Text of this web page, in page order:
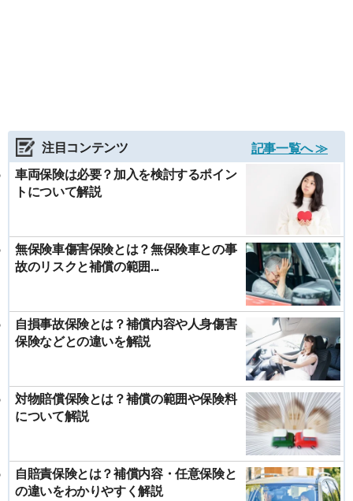
注目コンテンツ
記事一覧へ ≫
車両保険は必要？加入を検討するポイン
トについて解説
無保険車傷害保険とは？無保険車との事
故のリスクと補償の範囲...
自損事故保険とは？補償内容や人身傷害
保険などとの違いを解説
対物賠償保険とは？補償の範囲や保険料
について解説
自賠責保険とは？補償内容・任意保険と
の違いをわかりやすく解説